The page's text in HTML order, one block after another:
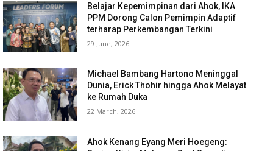
Belajar Kepemimpinan dari Ahok, IKA
PPM Dorong Calon Pemimpin Adaptif
terharap Perkembangan Terkini
29 June, 2026
Michael Bambang Hartono Meninggal
Dunia, Erick Thohir hingga Ahok Melayat
ke Rumah Duka
22 March, 2026
Ahok Kenang Eyang Meri Hoegeng: